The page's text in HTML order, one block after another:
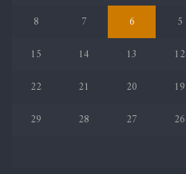
5
6
7
8
12
13
14
15
19
20
21
22
26
27
28
29